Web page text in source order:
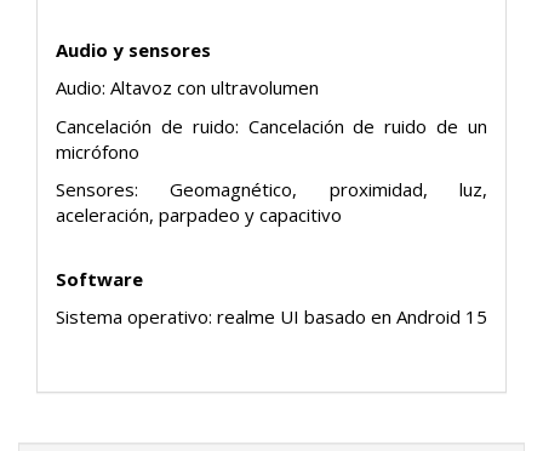
Audio y sensores
Audio: Altavoz con ultravolumen
Cancelación de ruido: Cancelación de ruido de un
micrófono
Sensores: Geomagnético, proximidad, luz,
aceleración, parpadeo y capacitivo
Software
Sistema operativo: realme UI basado en Android 15